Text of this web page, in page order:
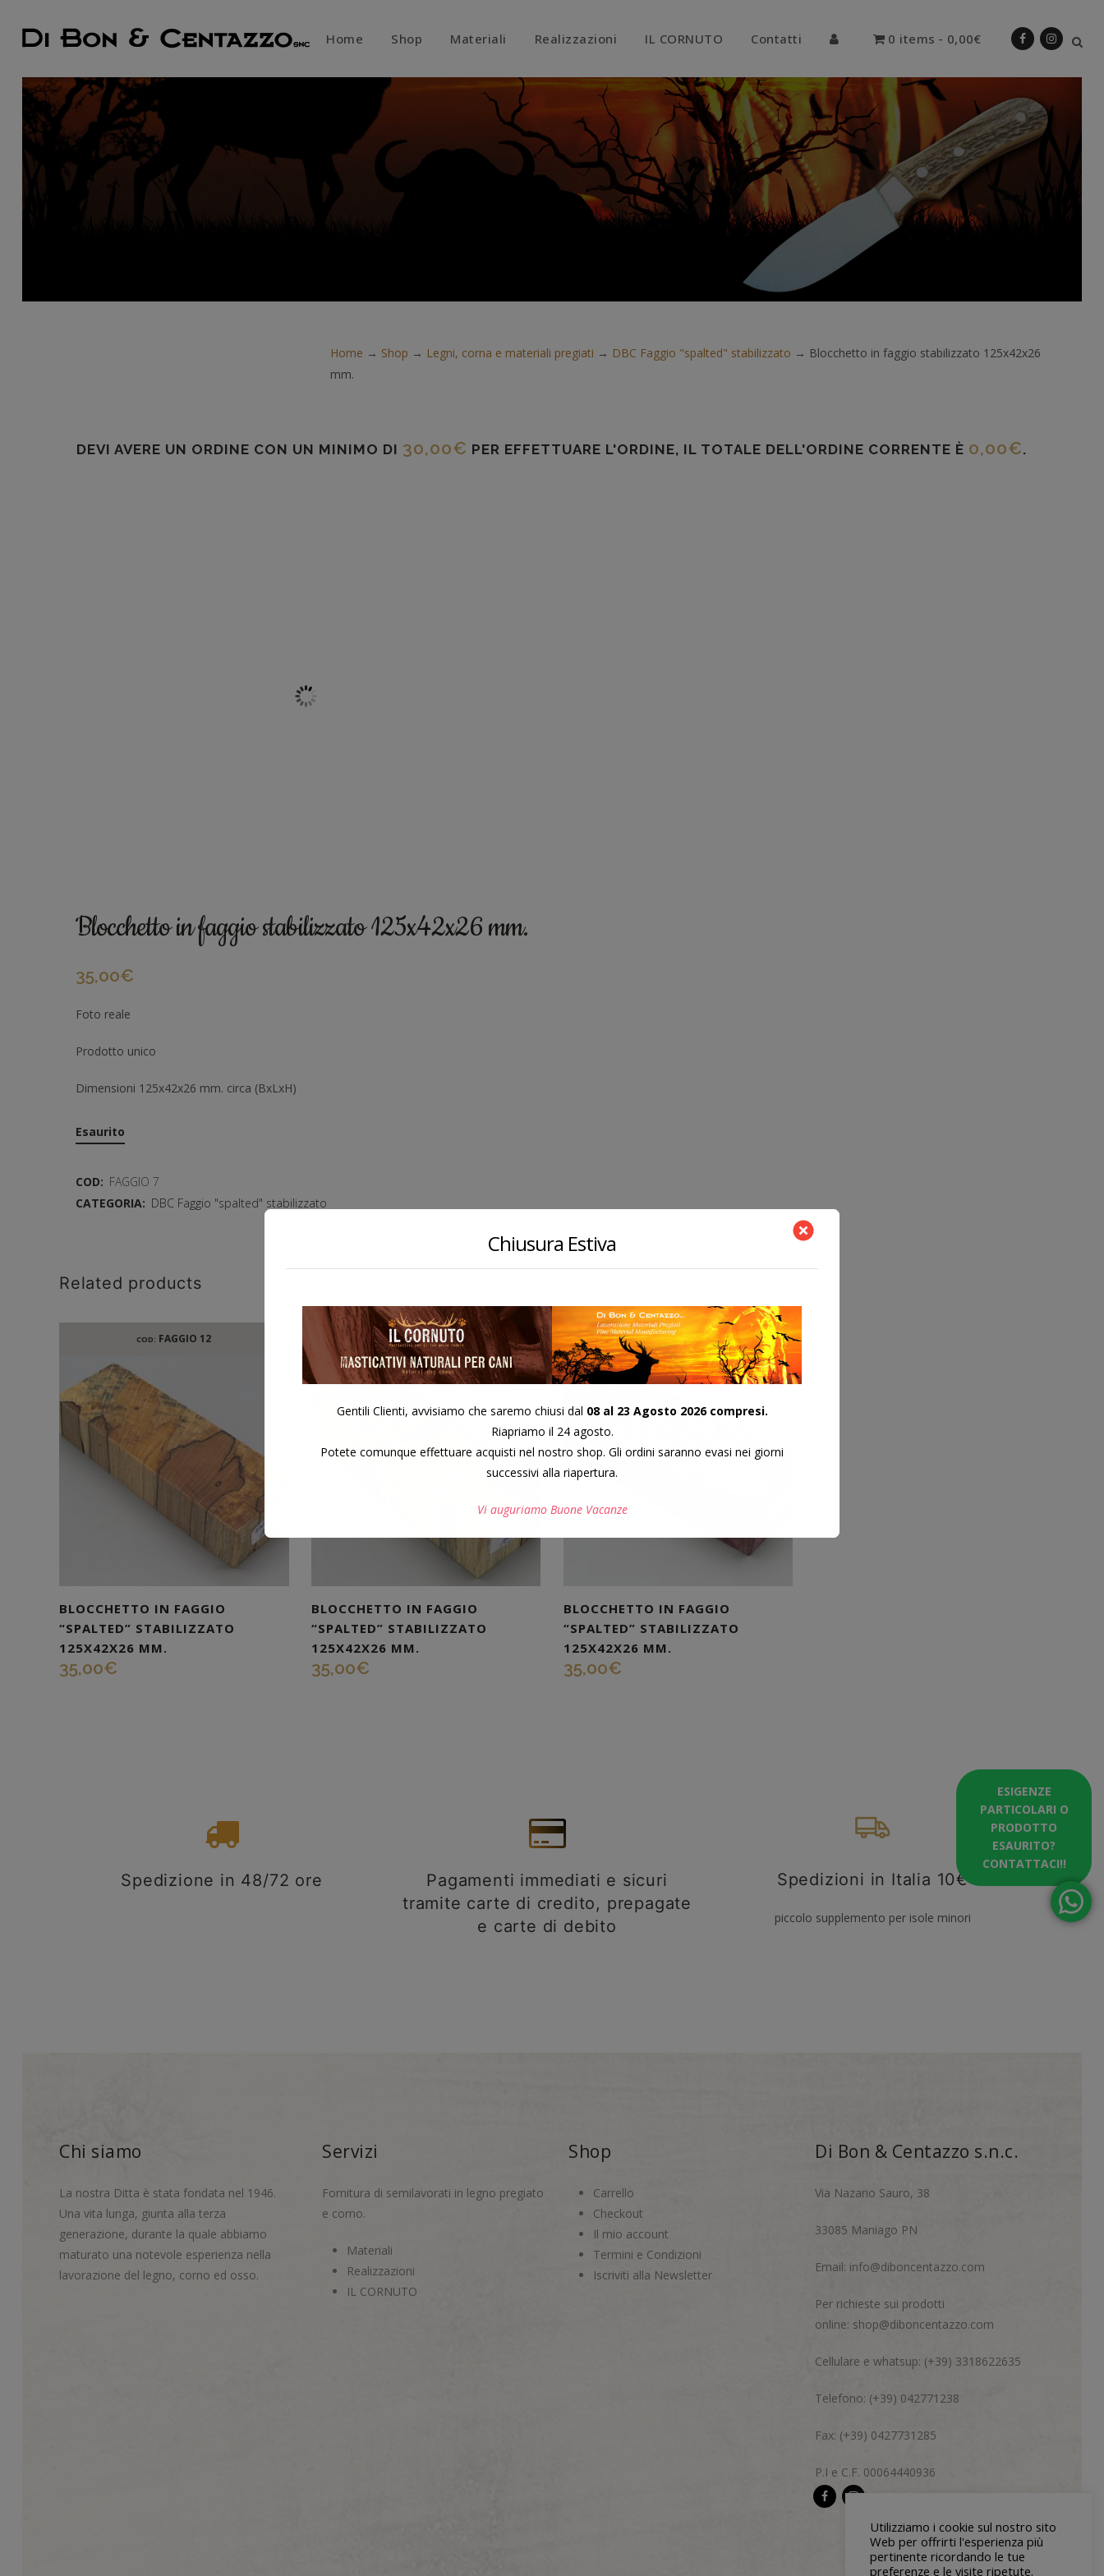
Home Shop Materiali Realizzazioni IL CORNUTO Contatti 0 items 0,00€
Home → Shop → Legni, corna e materiali pregiati → DBC Faggio "spalted" stabilizzato → Blocchetto in faggio stabilizzato 125x42x26
mm.
DEVI AVERE UN ORDINE CON UN MINIMO DI 30,00€ PER EFFETTUARE L'ORDINE, IL TOTALE DELL'ORDINE CORRENTE È 0,00€.
Blocchetto in faggio stabilizzato 125x42x26 mm.
35,00€
Foto reale
Prodotto unico
Dimensioni 125x42x26 mm. circa (BxLxH)
Esaurito
COD: FAGGIO 7
CATEGORIA: DBC Faggio "spalted" stabilizzato
Related products
COD: FAGGIO 12
BLOCCHETTO IN FAGGIO
“SPALTED” STABILIZZATO
125X42X26 MM.
35,00€
COD:FAGGIO 15
BLOCCHETTO IN FAGGIO
“SPALTED” STABILIZZATO
125X42X26 MM.
35,00€
COD: FAGGIO 18
BLOCCHETTO IN FAGGIO
“SPALTED” STABILIZZATO
125X42X26 MM.
35,00€
Spedizione in 48/72 ore
Pagamenti immediati e sicuri
tramite carte di credito, prepagate
e carte di debito
Spedizioni in Italia 10€
piccolo supplemento per isole minori
Chi siamo
La nostra Ditta è stata fondata nel 1946.
Una vita lunga, giunta alla terza
generazione, durante la quale abbiamo
maturato una notevole esperienza nella
lavorazione del legno, corno ed osso.
Servizi
Fornitura di semilavorati in legno pregiato
e corno.
Materiali
Realizzazioni
IL CORNUTO
Shop
Carrello
Checkout
Il mio account
Termini e Condizioni
Iscriviti alla Newsletter
Di Bon & Centazzo s.n.c.
Via Nazario Sauro, 38
33085 Maniago PN
Email: info@diboncentazzo.com
Per richieste sui prodotti
online: shop@diboncentazzo.com
Cellulare e whatsup: (+39) 3318622635
Telefono: (+39) 042771238
Fax: (+39) 0427731285
P.I e C.F. 00064440936
Utilizziamo i cookie sul nostro sito
Web per offrirti l'esperienza più
pertinente ricordando le tue
preferenze e le visite ripetute.
ESIGENZE
PARTICOLARI O
PRODOTTO
ESAURITO?
CONTATTACI!!
Chiusura Estiva
Gentili Clienti, avvisiamo che saremo chiusi dal 08 al 23 Agosto 2026 compresi.
Riapriamo il 24 agosto.
Potete comunque effettuare acquisti nel nostro shop. Gli ordini saranno evasi nei giorni
successivi alla riapertura.
Vi auguriamo Buone Vacanze
Questo si chiuderà in